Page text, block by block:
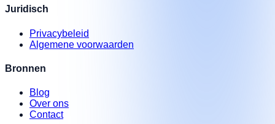
Juridisch
Privacybeleid
Algemene voorwaarden
Bronnen
Blog
Over ons
Contact